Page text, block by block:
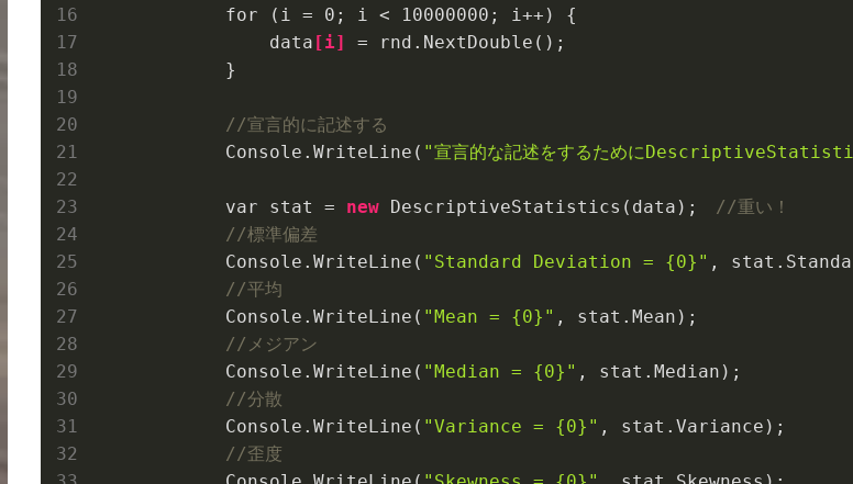
            for (i =
0 ; i < 10000000 ; i++) {
                data
[i] = rnd. NextDouble() ;
            }
//宣言的に記述する
            Console.
WriteLine( "宣言的な記述をするために
            var stat =
new DescriptiveStatistics( data ) ; //重い！
//標準偏差
            Console.
WriteLine( "Standard Deviation = {0}" , stat
//平均
            Console.
WriteLine( "Mean = {0}" , stat .Mean) ;
//メジアン
            Console.
WriteLine( "Median = {0}" , stat .Median) ;
//分散
            Console.
WriteLine( "Variance = {0}" , stat .Variance) ;
//歪度